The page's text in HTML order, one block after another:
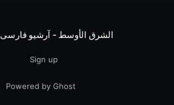
الشرق الأوسط - آرشیو فارسی
Sign up
Powered by Ghost